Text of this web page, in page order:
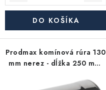
Spojovací materiál
DO KOŠÍKA
Prodmax komínová rúra 130
mm nerez - dĺžka 250 mm,